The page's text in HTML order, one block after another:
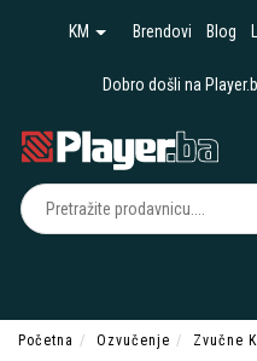
KM Brendovi Blog
Dobro došli na
Početna Ozvučenje Zvučne